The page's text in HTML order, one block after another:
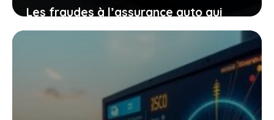
Les fraudes à l’assurance auto qui
explosent : un vrai danger pour votre
23 avril 2026